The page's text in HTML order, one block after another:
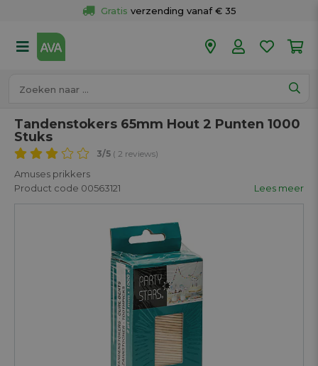
Gratis verzending vanaf € 35
50 winkels
Tandenstokers 65mm Hout 2 Punten 1000
Stuks
3/5 ( 2 reviews)
Amuses prikkers
Product code 00563121
Lees meer